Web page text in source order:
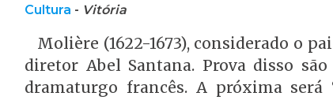
Cultura - Vitória
Molière (1622-1673), considerado o
diretor Abel Santana. Prova disso
dramaturgo francês. A próxima